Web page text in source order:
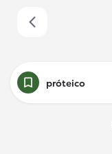
próteico